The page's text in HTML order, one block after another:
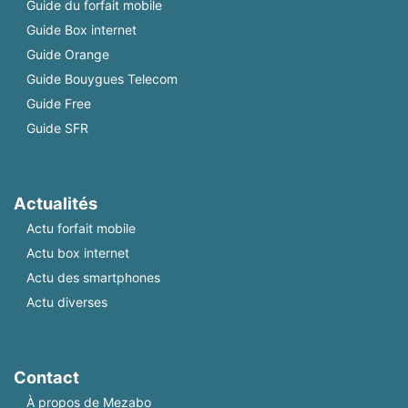
Guide du forfait mobile
Guide Box internet
Guide Orange
Guide Bouygues Telecom
Guide Free
Guide SFR
Actualités
Actu forfait mobile
Actu box internet
Actu des smartphones
Actu diverses
Contact
À propos de Mezabo